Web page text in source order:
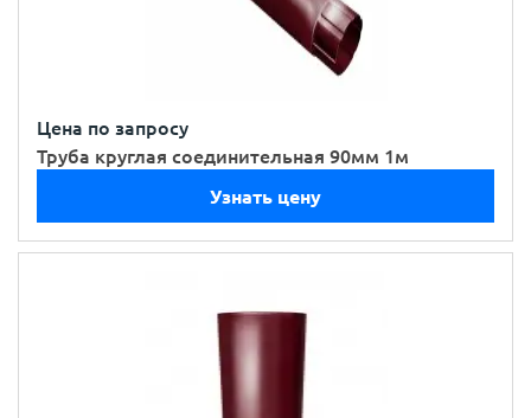
Цена по запросу
Труба круглая соединительная 90мм 1м
Узнать цену